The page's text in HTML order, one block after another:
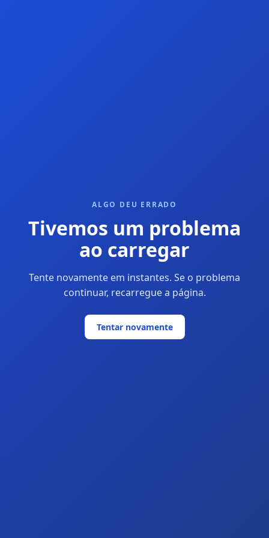
ALGO DEU ERRADO
Tivemos um problema
ao carregar
Tente novamente em instantes. Se o problema
continuar, recarregue a página.
Tentar novamente